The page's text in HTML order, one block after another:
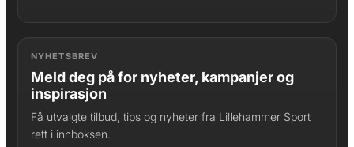
NYHETSBREV
Meld deg på for nyheter, kampanjer og
inspirasjon
Få utvalgte tilbud, tips og nyheter fra Lillehammer Sport
rett i innboksen.